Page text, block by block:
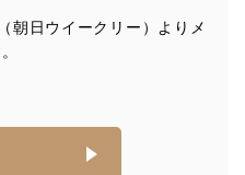
・提供に際して、その利
を得たうえで利用目的の
公正な手段によって取
た、当社が保有している
おいてはこれらの取り組
の教育を徹底してまいり
朝日ウイークリー）よりメ